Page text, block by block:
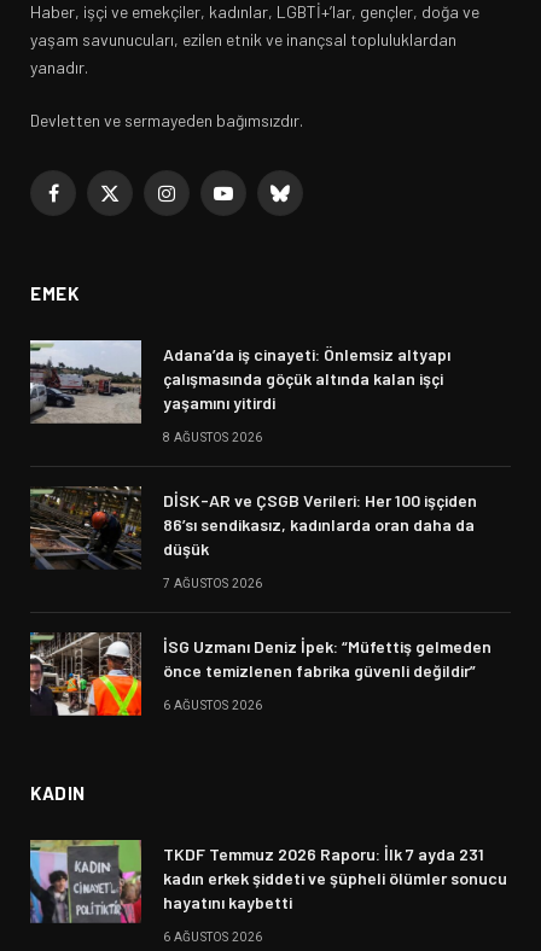
Haber, işçi ve emekçiler, kadınlar, LGBTİ+’lar, gençler, doğa ve
yaşam savunucuları, ezilen etnik ve inançsal topluluklardan
yanadır.
Devletten ve sermayeden bağımsızdır.
Facebook
X
InstagramYouTubeBluesky
EMEK
Adana’da iş cinayeti: Önlemsiz altyapı
çalışmasında göçük altında kalan işçi
yaşamını yitirdi
8 AĞUSTOS 2026
DİSK-AR ve ÇSGB Verileri: Her 100 işçiden
86’sı sendikasız, kadınlarda oran daha da
düşük
7 AĞUSTOS 2026
İSG Uzmanı Deniz İpek: “Müfettiş gelmeden
önce temizlenen fabrika güvenli değildir”
6 AĞUSTOS 2026
KADIN
TKDF Temmuz 2026 Raporu: İlk 7 ayda 231
kadın erkek şiddeti ve şüpheli ölümler sonucu
hayatını kaybetti
6 AĞUSTOS 2026